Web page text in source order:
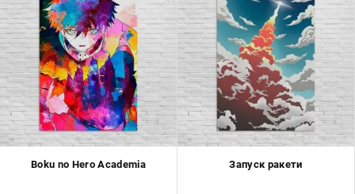
Розмір: 80x120 Ціна: 2050 грн Розмір: 80x120 Ціна: 2050 грн
Boku no Hero Academia Запуск ракети